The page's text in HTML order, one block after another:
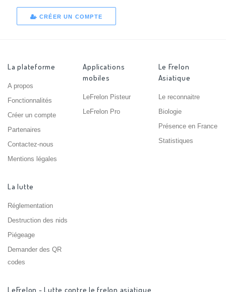
CRÉER UN COMPTE
La plateforme
A propos
Fonctionnalités
Créer un compte
Partenaires
Contactez-nous
Mentions légales
Applications
mobiles
LeFrelon Pisteur
LeFrelon Pro
Le Frelon
Asiatique
Le reconnaitre
Biologie
Présence en France
Statistiques
La lutte
Réglementation
Destruction des nids
Piégeage
Demander des QR
codes
LeFrelon - Lutte contre le frelon asiatique